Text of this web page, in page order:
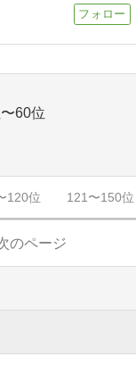
60位
120位 121〜150位
のページ